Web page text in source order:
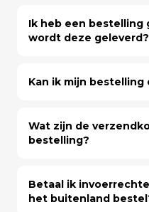
Ik heb een bestelling
wordt deze geleverd?
Kan ik mijn bestelling
Wat zijn de
bestelling?
Betaal ik
het buitenland